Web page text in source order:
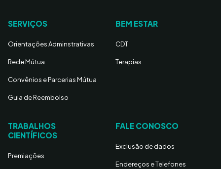
SERVIÇOS
Orientações Adminstrativas
Rede Mútua
Convênios e Parcerias Mútua
Guia de Reembolso
BEM ESTAR
CDT
Terapias
TRABALHOS
CIENTÍFICOS
Premiações
FALE CONOSCO
Exclusão de dados
Endereços e Telefones